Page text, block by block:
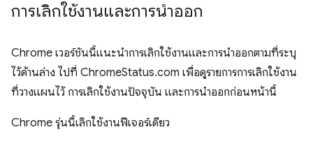
การเลิกใช้งานและการนำออก
Chrome เวอร์ชันนี้แนะนำการเลิกใช้งานและการนำออกตามที่ระบุ
ไว้ด้านล่าง ไปที่ ChromeStatus.com เพื่อดูรายการการเลิกใช้งาน
ที่วางแผนไว้ การเลิกใช้งานปัจจุบัน และการนำออกก่อนหน้านี้
Chrome รุ่นนี้เลิกใช้งานฟีเจอร์เดียว